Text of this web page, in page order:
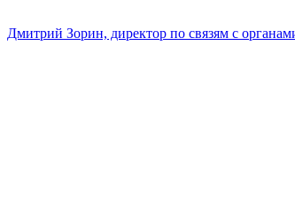
Дмитрий Зорин, директор по связям с